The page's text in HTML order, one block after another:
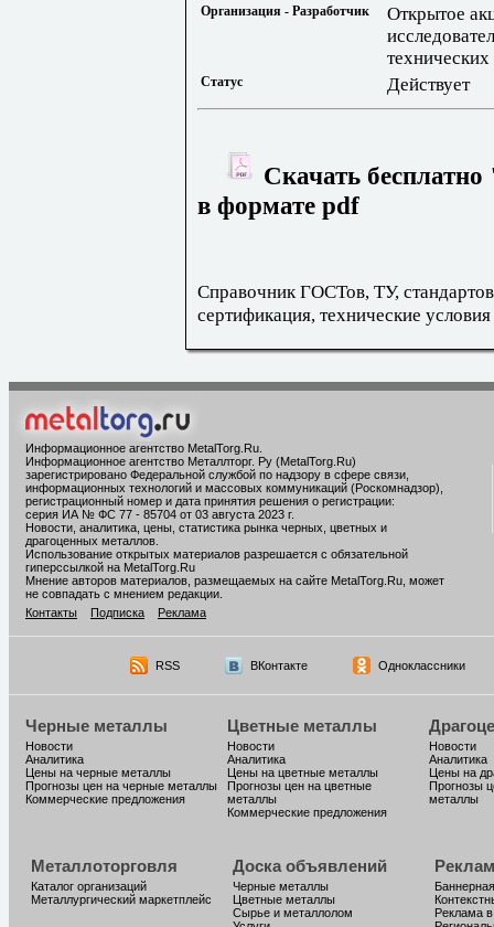
Организация - Разработчик
Открытое
Статус Действует
Скачать
в формате pdf
Справочник ГОСТов, ТУ,
сертификация, технические условия
Информационное агентство MetalTorg.Ru
Информационное агентство Металлторг. Ру (MetalTorg.Ru)
зарегистрировано Федеральной службой по надзору в сфере связи,
информационных технологий и массовых коммуникаций (Роскомнадзор),
регистрационный номер и дата принятия решения о регистрации:
серия ИА № ФС 77 - 85704 от 03 августа 2023 г.
Новости, аналитика, цены, статистика рынка черных, цветных и
драгоценных металлов.
Использование открытых материалов разрешается с обязательной
гиперссылкой на MetalTorg.Ru
Мнение авторов материалов, размещаемых на сайте MetalTorg.Ru, может
не совпадать с мнением редакции.
Контакты
Подписка Реклама
RSS ВКонтакте Одноклассники
Черные металлы
Новости
Аналитика
Цены на черные металлы
Прогнозы цен на черные металлы
Коммерческие предложения
Цветные металлы
Новости
Аналитика
Цены на цветные металлы
Прогнозы цен на цветные
металлы
Коммерческие предложения
Новости
Аналитика
Цены на
Прогнозы
металлы
Металлоторговля
Каталог организаций
Металлургический маркетплейс
Доска объявлений
Черные металлы
Цветные металлы
Сырье и металлолом
Реклама